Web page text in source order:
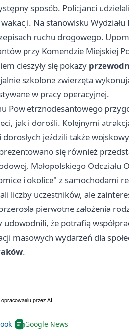
sposób. Policjanci
Na stanowisku
ruchu drogowego.
przy Komendzie Miejskiej
cieszyły się pokazy
szkolone zwierzęta
w pracy operacyjnej.
Powietrznodesantowego
jak i dorośli. Kolejnymi
dorosłych jeździli także
się również
Małopolskiego Oddziału
i okolice" z samochodami
liczby uczestników, ale
pierwotne założenia
że potrafią
masowych wydarzeń dla
.
Google News